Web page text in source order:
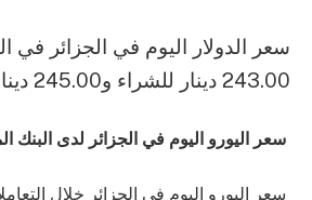
سعر الدولار اليوم في الجزائر في
243.00 دينار للشراء و245.00 دينار للبيع.
سعر اليورو اليوم في الجزائر لدى البنك
سعر اليورو اليوم في الجزائر خلال التعاملات